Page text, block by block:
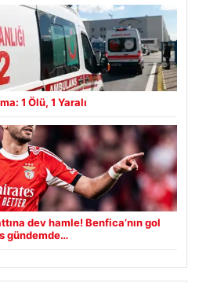
1 Ölü, 1 Yaralı
dev hamle! Benfica’nın gol
gündemde…